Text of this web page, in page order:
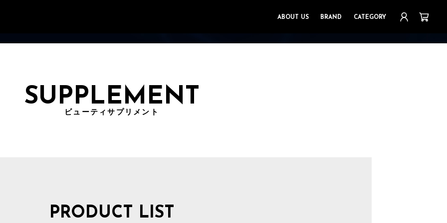
ABOUT US BRAND CATEGORY
SUPPLEMENT
ビューティサプリメント
PRODUCT LIST